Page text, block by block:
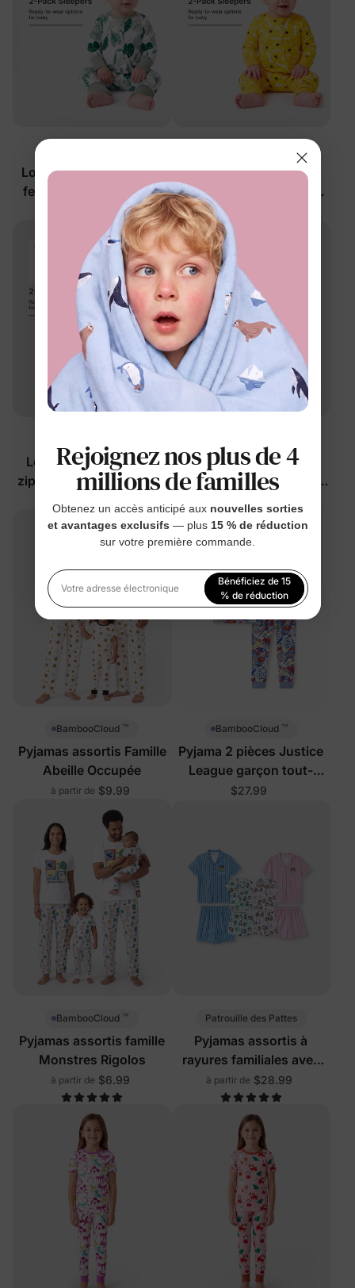
Lot de 2 grenouillères à
fermeture éclair 2 sens
motif feuille pour bébé
Lot de 2 grenouillères
zippées réversibles pour
bébé avec motif animal
Lot de 2 grenouillères
zippées réversibles pour
Pyjamas assortis pour
toute la famille avec des
BambooCloud ™
Pyjamas assortis Famille
Abeille Occupée
à partir de $9.99
BambooCloud ™
Pyjama 2 pièces Justice
League garçon tout-
petit/enfant bleu
$27.99
BambooCloud ™
Pyjamas assortis famille
Monstres Rigolos
à partir de $6.99
Patrouille des Pattes
Pyjamas assortis à
rayures familiales avec
blocs de couleur
à partir de $28.99
Rejoignez nos plus de 4
millions de familles
Obtenez un accès anticipé aux nouvelles sorties
et avantages exclusifs — plus 15 % de réduction
sur votre première commande.
Votre adresse électronique
Bénéficiez de 15
% de réduction
En vous inscrivant, vous acceptez notre Politique de